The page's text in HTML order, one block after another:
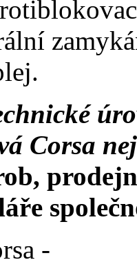
Corsa